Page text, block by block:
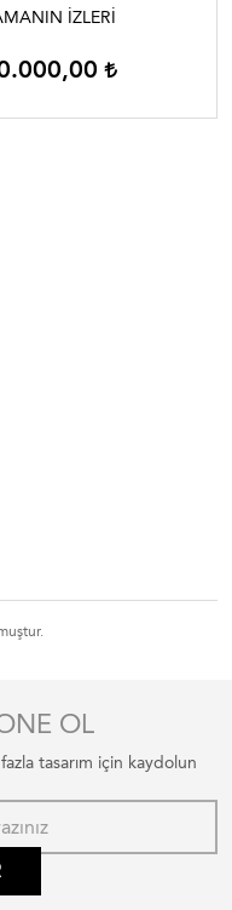
İZLERİ
OL
tasarım için kaydolun